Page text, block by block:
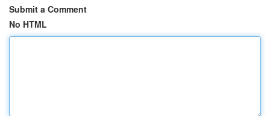
Submit a Comment
No HTML